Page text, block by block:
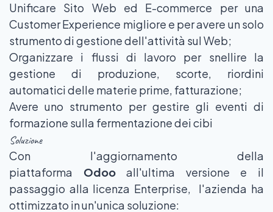
Unificare Sito Web ed E-commerce per una
Customer Experience migliore e per avere un solo
strumento di gestione dell'attività sul Web;
Organizzare i flussi di lavoro per snellire la
gestione di produzione, scorte, riordini
automatici delle materie prime, fatturazione;
Avere uno strumento per gestire gli eventi di
formazione sulla fermentazione dei cibi
Soluzione
Con l'aggiornamento della
piattaforma Odooall'ultima versione e il
passaggio alla licenza Enterprise, l'azienda ha
ottimizzato in un'unica soluzione: